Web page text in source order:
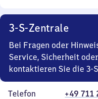
3-S-Zentrale
Bei Fragen oder
Service, Sicherheit
kontaktieren Sie die
Telefon
+49 711